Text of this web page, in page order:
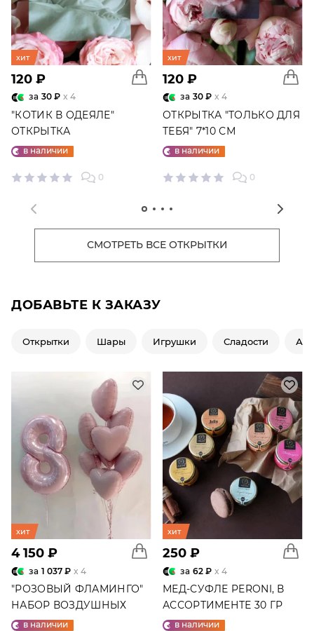
хит
120 ₽
за 30 ₽ x 4
"КОТИК В ОДЕЯЛЕ"
ОТКРЫТКА
в наличии
0
хит
120 ₽
за 30 ₽ x 4
ОТКРЫТКА "ТОЛЬКО ДЛЯ
ТЕБЯ" 7*10 СМ
в наличии
0
СМОТРЕТЬ ВСЕ ОТКРЫТКИ
ДОБАВЬТЕ К ЗАКАЗУ
Открытки Шары Игрушки Сладости
хит
4 150 ₽
за 1 037 ₽ x 4
"РОЗОВЫЙ ФЛАМИНГО"
НАБОР ВОЗДУШНЫХ
ШАРОВ №25
в наличии
хит
250 ₽
за 62 ₽ x 4
МЕД-СУФЛЕ PERONI, В
АССОРТИМЕНТЕ 30 ГР
в наличии